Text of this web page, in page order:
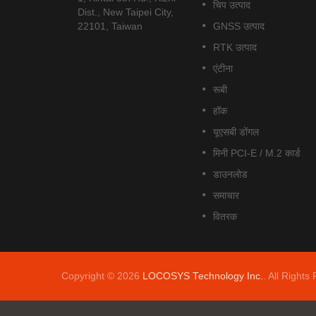
Dist., New Taipei City,
22101, Taiwan
चिप उत्पाद
GNSS उत्पाद
RTK उत्पाद
एंटीना
रूबी
हॉक
यूएसबी डोंगल
मिनी PCI-E / M.2 कार्ड
डाउनलोड
समाचार
वितरक
मॉड्यूल है,...
Copyright © 2026 LOCOSYS Technology Inc.. All Rights